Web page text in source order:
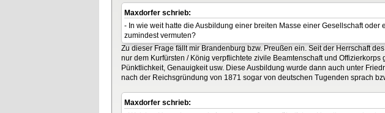
Maxdorfer schrieb:
- In wie weit hatte die Ausbildung einer breiten Masse einer Gesellschaft
zumindest vermuten?
Zu dieser Frage fällt mir Brandenburg bzw. Preußen ein. Seit der Herrschaft
nur dem Kurfürsten / König verpflichtete zivile Beamtenschaft und
Pünktlichkeit, Genauigkeit usw. Diese Ausbildung wurde dann auch unter
nach der Reichsgründung von 1871 sogar von deutschen Tugenden sprach
Maxdorfer schrieb: